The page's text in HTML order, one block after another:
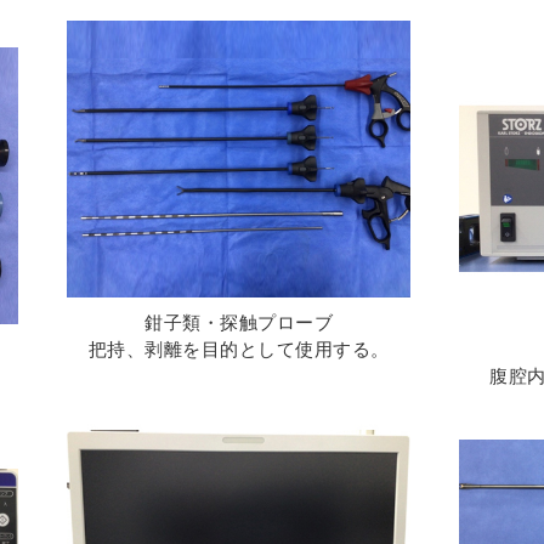
鉗子類・探触プローブ
把持、剥離を目的として使用する。
腹腔